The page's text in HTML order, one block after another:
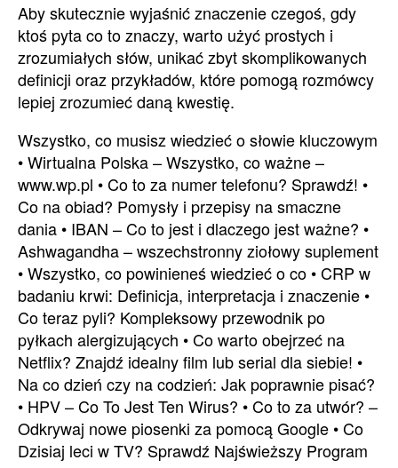
Aby skutecznie wyjaśnić znaczenie czegoś, gdy
ktoś pyta co to znaczy, warto użyć prostych i
zrozumiałych słów, unikać zbyt skomplikowanych
definicji oraz przykładów, które pomogą rozmówcy
lepiej zrozumieć daną kwestię.
Wszystko, co musisz wiedzieć o słowie kluczowym
•Wirtualna Polska – Wszystko, co ważne –
www.wp.pl •Co to za numer telefonu? Sprawdź! •
Co na obiad? Pomysły i przepisy na smaczne
dania • IBAN – Co to jest i dlaczego jest ważne? •
Ashwagandha – wszechstronny ziołowy suplement
•Wszystko, co powinieneś wiedzieć o co •CRP w
badaniu krwi: Definicja, interpretacja i znaczenie •
Co teraz pyli? Kompleksowy przewodnik po
pyłkach alergizujących •Co warto obejrzeć na
Netflix? Znajdź idealny film lub serial dla siebie! •
Na co dzień czy na codzień: Jak poprawnie pisać?
• HPV – Co To Jest Ten Wirus? •Co to za utwór? –
Odkrywaj nowe piosenki za pomocą Google •Co
Dzisiaj leci w TV? Sprawdź Najświeższy Program